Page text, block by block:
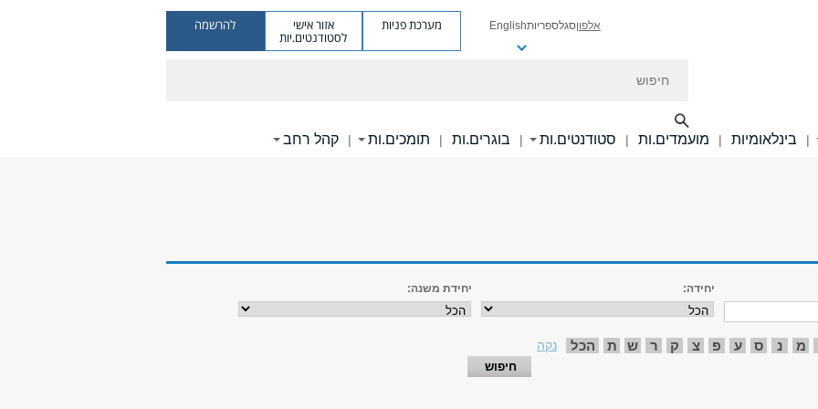
אלפוןסגלספריותEnglish מערכת פניות אזור אישי
לסטודנטים.יות
להרשמה
| בינלאומיות | מועמדים.ות | סטודנטים.ות | בוגרים.ות | תומכים.ות | קהל רחב
יחידה: יחידת משנה:
מ נ ס ע פ צ ק ר ש ת הכל נקה